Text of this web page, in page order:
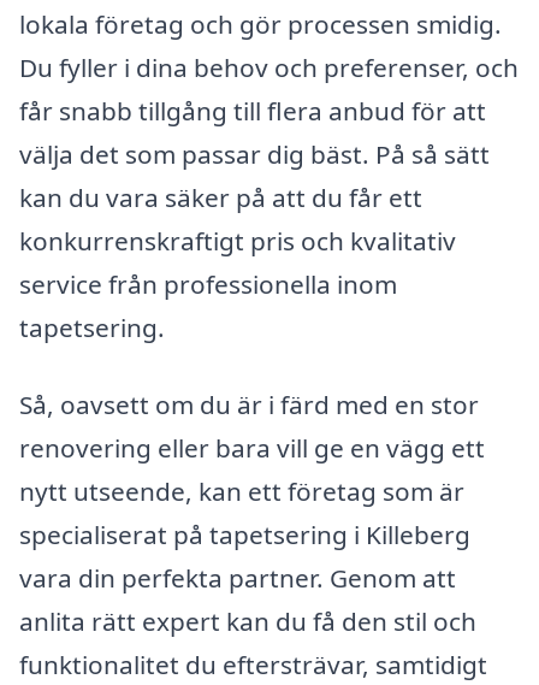
lokala företag och gör processen smidig.
Du fyller i dina behov och preferenser, och
får snabb tillgång till flera anbud för att
välja det som passar dig bäst. På så sätt
kan du vara säker på att du får ett
konkurrenskraftigt pris och kvalitativ
service från professionella inom
tapetsering.
Så, oavsett om du är i färd med en stor
renovering eller bara vill ge en vägg ett
nytt utseende, kan ett företag som är
specialiserat på tapetsering i Killeberg
vara din perfekta partner. Genom att
anlita rätt expert kan du få den stil och
funktionalitet du eftersträvar, samtidigt